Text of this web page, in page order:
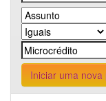
Iniciar uma nova